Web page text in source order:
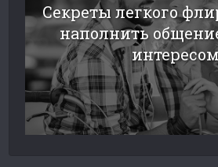
Секреты легкого
наполнить